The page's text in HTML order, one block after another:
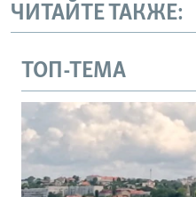
ЧИТАЙТЕ ТАКЖЕ:
ТОП-ТЕМА